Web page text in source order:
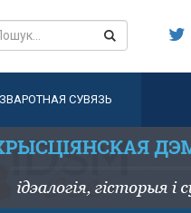
ЗВАРОТНАЯ СУВЯЗЬ